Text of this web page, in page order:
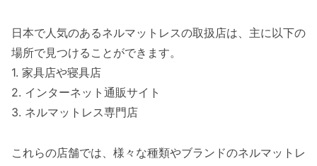
日本で人気のあるネルマットレスの取扱店は、主に以下の
場所で見つけることができます。
1. 家具店や寝具店
2. インターネット通販サイト
3. ネルマットレス専門店
これらの店舗では、様々な種類やブランドのネルマットレ